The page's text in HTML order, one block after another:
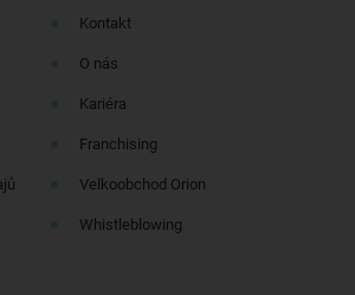
Kontakt
O nás
Kariéra
Franchising
Velkoobchod Orion
Whistleblowing